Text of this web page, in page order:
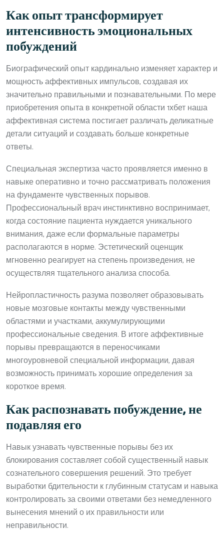
Как опыт трансформирует
интенсивность эмоциональных
побуждений
Биографический опыт кардинально изменяет характер и
мощность аффективных импульсов, создавая их
значительно правильными и познавательными. По мере
приобретения опыта в конкретной области 1хбет наша
аффективная система постигает различать деликатные
детали ситуаций и создавать больше конкретные
ответы.
Специальная экспертиза часто проявляется именно в
навыке оперативно и точно рассматривать положения
на фундаменте чувственных порывов.
Профессиональный врач инстинктивно воспринимает,
когда состояние пациента нуждается уникального
внимания, даже если формальные параметры
располагаются в норме. Эстетический оценщик
мгновенно реагирует на степень произведения, не
осуществляя тщательного анализа способа.
Нейропластичность разума позволяет образовывать
новые мозговые контакты между чувственными
областями и участками, аккумулирующими
профессиональные сведения. В итоге аффективные
порывы превращаются в переносчиками
многоуровневой специальной информации, давая
возможность принимать хорошие определения за
короткое время.
Как распознавать побуждение, не
подавляя его
Навык узнавать чувственные порывы без их
блокирования составляет собой существенный навык
сознательного совершения решений. Это требует
выработки бдительности к глубинным статусам и навыка
контролировать за своими ответами без немедленного
вынесения мнений о их правильности или
неправильности.